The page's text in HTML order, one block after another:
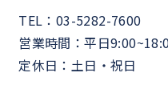
TEL：03-5282-7600
営業時間：平日
定休日：土日・祝日